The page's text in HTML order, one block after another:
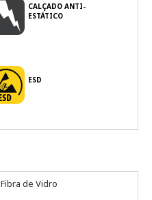
CALÇADO ANTI-
ESTÁTICO
ESD
Fibra de Vidro